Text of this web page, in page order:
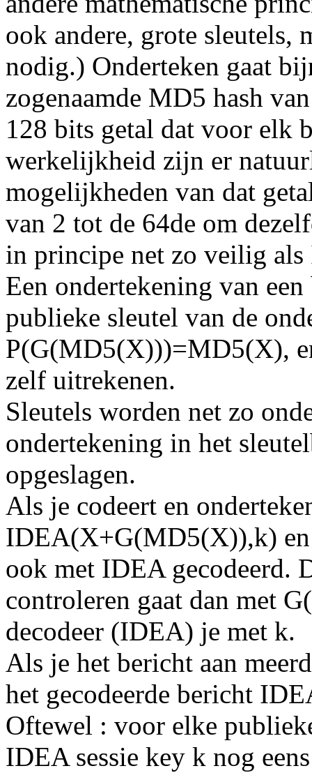
ook andere, grote
nodig.) Onderteken gaat
zogenaamde MD5 hash
128 bits getal dat voor elk
werkelijkheid zijn er
mogelijkheden van dat
van 2 tot de 64de om
in principe net zo veilig
Een ondertekening van
publieke sleutel van de
P(G(MD5(X)))=MD5(X),
zelf uitrekenen.
Sleutels worden net zo
ondertekening in het
opgeslagen.
Als je codeert en
IDEA(X+G(MD5(X)),k)
ook met IDEA gecodeerd.
controleren gaat dan met
decodeer (IDEA) je met k.
Als je het bericht aan
het gecodeerde bericht
Oftewel : voor elke
IDEA sessie key k nog